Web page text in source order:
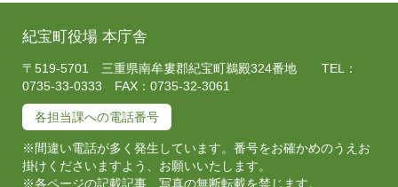
紀宝町役場 本庁舎
〒519-5701 三重県南牟婁郡紀宝町鵜殿324番地 TEL：
0735-33-0333 FAX：0735-32-3061
各担当課への電話番号
※間違い電話が多く発生しています。番号をお確かめのうえお
掛けくださいますよう、お願いいたします。
※各ページの記載記事、写真の無断転載を禁じます。